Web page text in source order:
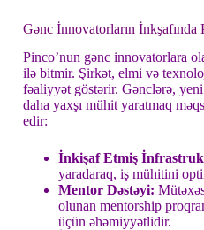
Gənc İnnovatorların İnkşafında
Pinco’nun gənc innovatorlara
ilə bitmir. Şirkət, elmi və
fəaliyyət göstərir. Gənclərə,
daha yaxşı mühit yaratmaq
edir:
İnkişaf Etmiş
yaradaraq, iş mühitini
Mentor Dəstəyi:
olunan mentorship
üçün əhəmiyyətlidir.